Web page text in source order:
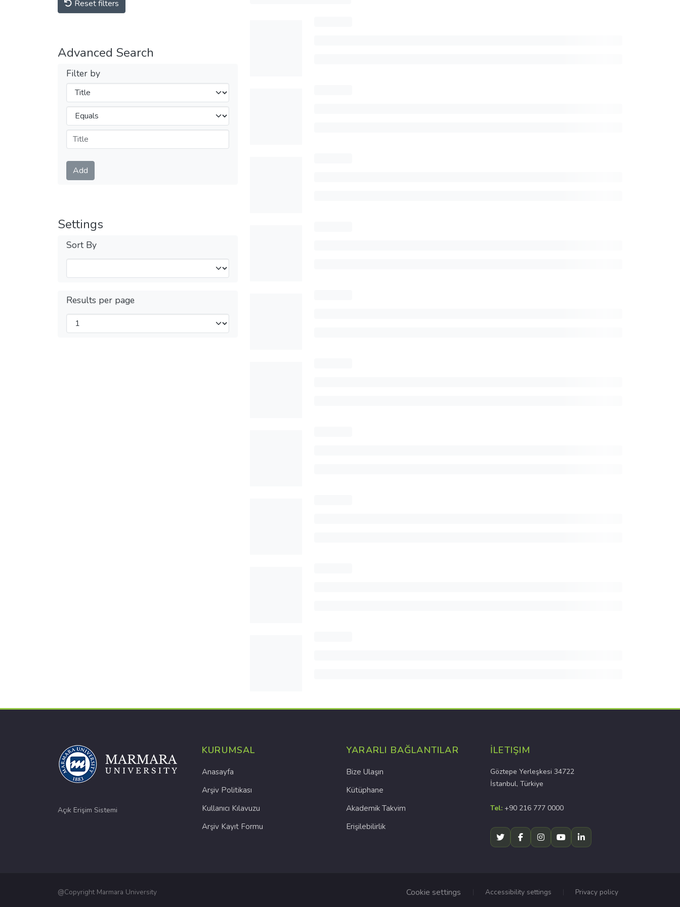
Reset filters
Advanced Search
Filter by
Filters
Operators
Submit
Add
Settings
Sort By
Results per page
Açık Erişim Sistemi
KURUMSAL
Anasayfa
Arşiv Politikası
Kullanıcı Kılavuzu
Arşiv Kayıt Formu
YARARLI BAĞLANTILAR
Bize Ulaşın
Kütüphane
Akademik Takvim
Erişilebilirlik
İLETIŞIM
Göztepe Yerleşkesi 34722
İstanbul, Türkiye
Tel: +90 216 777 0000
@Copyright Marmara University Cookie settings Accessibility settings Privacy policy